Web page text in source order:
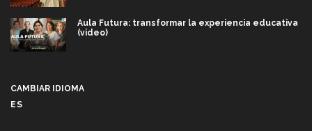
Aula Futura: transformar la experiencia educativa
(video)
CAMBIAR IDIOMA
ES